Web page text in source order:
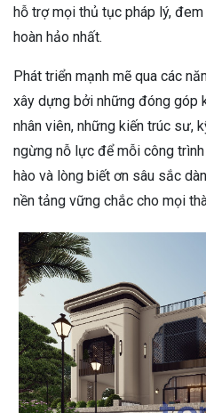
hỗ trợ mọi thủ tục pháp lý,
hoàn hảo nhất.
Phát triển mạnh mẽ qua các
xây dựng bởi những đóng góp
nhân viên, những kiến trúc sư,
ngừng nỗ lực để mỗi công
hào và lòng biết ơn sâu sắc
nền tảng vững chắc cho mọi